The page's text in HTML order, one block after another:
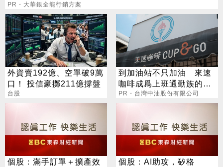
PR・大華銀全能行銷方案
外資賣192億、空單破9萬
口！ 投信豪擲211億撐盤
台股
到加油站不只加油 來速
咖啡成爲上班通勤族的新
選擇
PR・台灣中油股份有限公司
個股：滿手訂單＋擴產效
個股：AI助攻，矽格